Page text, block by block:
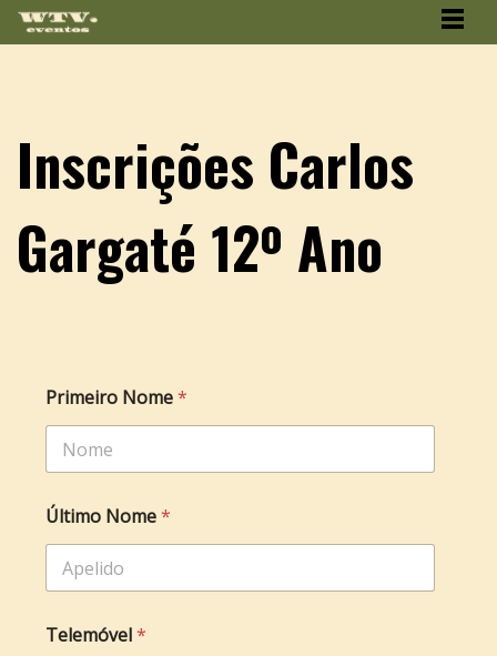
Inscrições Carlos
Gargaté 12º Ano
Primeiro Nome*
Último Nome*
Telemóvel*